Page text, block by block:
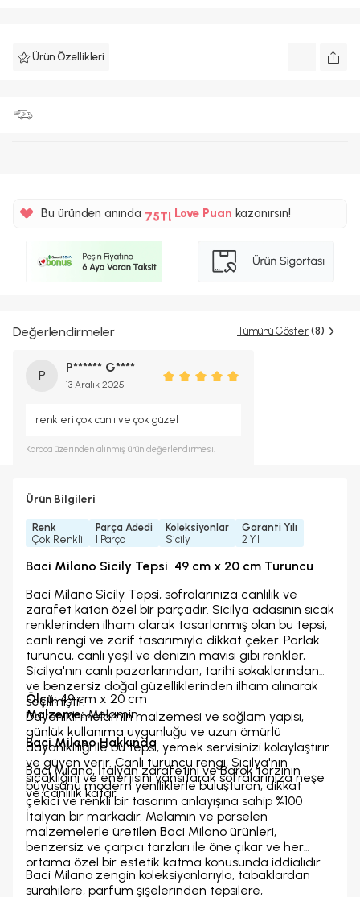
Ürün Özellikleri
Bu üründen anında 75TL Love Puan kazanırsın!
Değerlendirmeler Tümünü Göster (8)
P
P****** G****
13 Aralık 2025
renkleri çok canlı ve çok güzel
Karaca üzerinden alınmış ürün değerlendirmesi.
Ürün Bilgileri
Renk
Çok Renkli
Parça Adedi
1 Parça
Koleksiyonlar
Sicily
Garanti Yılı
2 Yıl
Baci Milano Sicily Tepsi 49 cm x 20 cm Turuncu
Baci Milano Sicily Tepsi, sofralarınıza canlılık ve
zarafet katan özel bir parçadır. Sicilya adasının sıcak
renklerinden ilham alarak tasarlanmış olan bu tepsi,
canlı rengi ve zarif tasarımıyla dikkat çeker. Parlak
turuncu, canlı yeşil ve denizin mavisi gibi renkler,
Sicilya'nın canlı pazarlarından, tarihi sokaklarından
ve benzersiz doğal güzelliklerinden ilham alınarak
seçilmiştir.
Dayanıklı melamin malzemesi ve sağlam yapısı,
günlük kullanıma uygunluğu ve uzun ömürlü
dayanıklılığı ile bu tepsi, yemek servisinizi kolaylaştırır
ve güven verir. Canlı turuncu rengi, Sicilya'nın
sıcaklığını ve enerjisini yansıtarak sofralarınıza neşe
ve canlılık katar.
Ölçü:49 cm x 20 cm
Malzeme:Melamin
Baci Milano Hakkında
Baci Milano, İtalyan zarafetini ve Barok tarzının
büyüsünü modern yeniliklerle buluşturan, dikkat
çekici ve renkli bir tasarım anlayışına sahip %100
İtalyan bir markadır. Melamin ve porselen
malzemelerle üretilen Baci Milano ürünleri,
benzersiz ve çarpıcı tarzları ile öne çıkar ve her
ortama özel bir estetik katma konusunda iddialıdır.
Baci Milano zengin koleksiyonlarıyla, tabaklardan
sürahilere, parfüm şişelerinden tepsilere,